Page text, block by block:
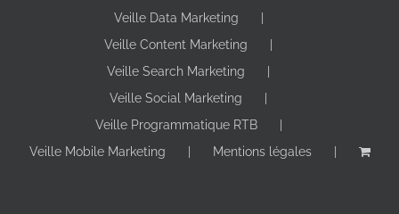
Veille Data Marketing
Veille Content Marketing
Veille Search Marketing
Veille Social Marketing
Veille Programmatique RTB
Veille Mobile Marketing
Mentions légales